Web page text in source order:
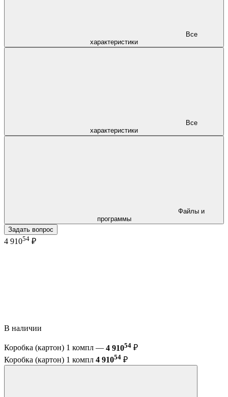
характеристики
характеристики
программы
Задать вопрос
4 91054 ₽
В наличии
Коробка (картон) 1 компл — 4 91054 ₽
Коробка (картон) 1 компл 4 91054 ₽